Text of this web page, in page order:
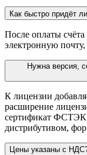
Как быстро придёт
После оплаты
электронную почту,
Нужна версия,
К лицензии
расширение
сертификат ФСТЭК
дистрибутивом,
Цены указаны с